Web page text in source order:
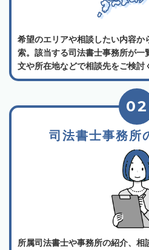
希望のエリアや相談したい内容か
索。該当する司法書士事務所が一
文や所在地などで相談先をご検討
司法書士事務所
02
所属司法書士や事務所の紹介、相